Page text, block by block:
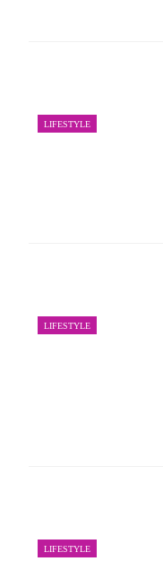
LIFESTYLE
LIFESTYLE
LIFESTYLE